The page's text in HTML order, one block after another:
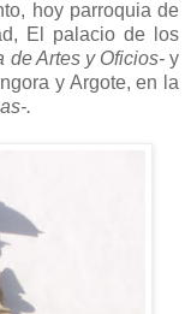
hoy parroquia de
El palacio de los
de Artes y Oficios-y
y Argote, en la
.